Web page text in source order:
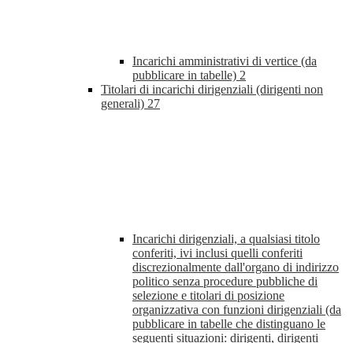
Incarichi amministrativi di vertice (da
pubblicare in tabelle) 2
Titolari di incarichi dirigenziali (dirigenti non
generali) 27
Incarichi dirigenziali, a qualsiasi titolo
conferiti, ivi inclusi quelli conferiti
discrezionalmente dall'organo di indirizzo
politico senza procedure pubbliche di
selezione e titolari di posizione
organizzativa con funzioni dirigenziali (da
pubblicare in tabelle che distinguano le
seguenti situazioni: dirigenti, dirigenti